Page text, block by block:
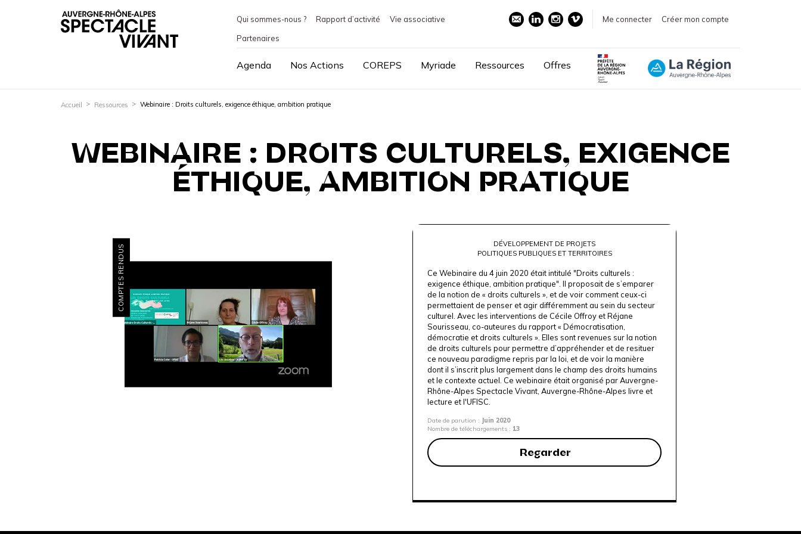
Qui sommes-nous ? Rapport d’activité
Vie associative
Partenaires
Me connecter Créer mon compte
Agenda Nos Actions COREPS Myriade Ressources Offres
Accueil Ressources Webinaire : Droits culturels, exigence éthique, ambition pratique
WEBINAIRE : DROITS CULTURELS, EXIGENCE
ÉTHIQUE, AMBITION PRATIQUE
COMPTES RENDUS
DÉVELOPPEMENT DE PROJETS
POLITIQUES PUBLIQUES ET TERRITOIRES
Ce Webinaire du 4 juin 2020 était intitulé "Droits culturels :
exigence éthique, ambition pratique". Il proposait de s’emparer
de la notion de « droits culturels », et de voir comment ceux-ci
permettaient de penser et agir différemment au sein du secteur
culturel. Avec les interventions de Cécile Offroy et Réjane
Sourisseau, co-auteures du rapport « Démocratisation,
démocratie et droits culturels ». Elles sont revenues sur la notion
de droits culturels pour permettre d’appréhender et de resituer
ce nouveau paradigme repris par la loi, et de voir la manière
dont il s’inscrit plus largement dans le champ des droits humains
et le contexte actuel. Ce webinaire était organisé par Auvergne-
Rhône-Alpes Spectacle Vivant, Auvergne-Rhône-Alpes livre et
lecture etl'UFISC
Date de parution : Juin 2020
Nombre de téléchargements : 13
Regarder